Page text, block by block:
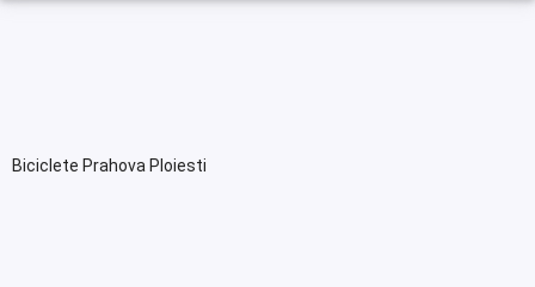
Biciclete Prahova Ploiesti